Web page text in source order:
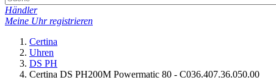
Händler
Meine Uhr registrieren
Certina
Uhren
DS PH
Certina DS PH200M Powermatic 80 - C036.407.36.050.00